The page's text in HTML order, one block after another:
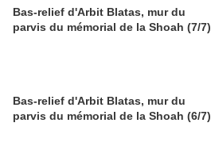
Bas-relief d'Arbit Blatas, mur du
parvis du mémorial de la Shoah (7/7)
Bas-relief d'Arbit Blatas, mur du
parvis du mémorial de la Shoah (6/7)